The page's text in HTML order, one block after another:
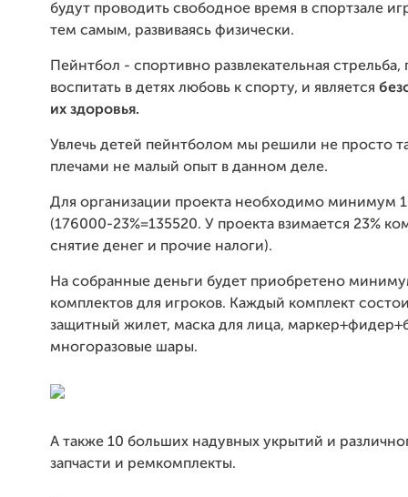
будут проводить свободное время в спортзале
тем самым, развиваясь физически.
Пейнтбол - спортивно развлекательная
воспитать в детях любовь к спорту, и является
их здоровья.
Увлечь детей пейнтболом мы решили не просто
плечами не малый опыт в данном деле.
Для организации проекта необходимо минимум
(176000-23%=135520. У проекта взимается 23%
снятие денег и прочие налоги).
На собранные деньги будет приобретено
комплектов для игроков. Каждый комплект
защитный жилет, маска для лица,
многоразовые шары.
А также 10 больших надувных укрытий и
запчасти и ремкомплекты.